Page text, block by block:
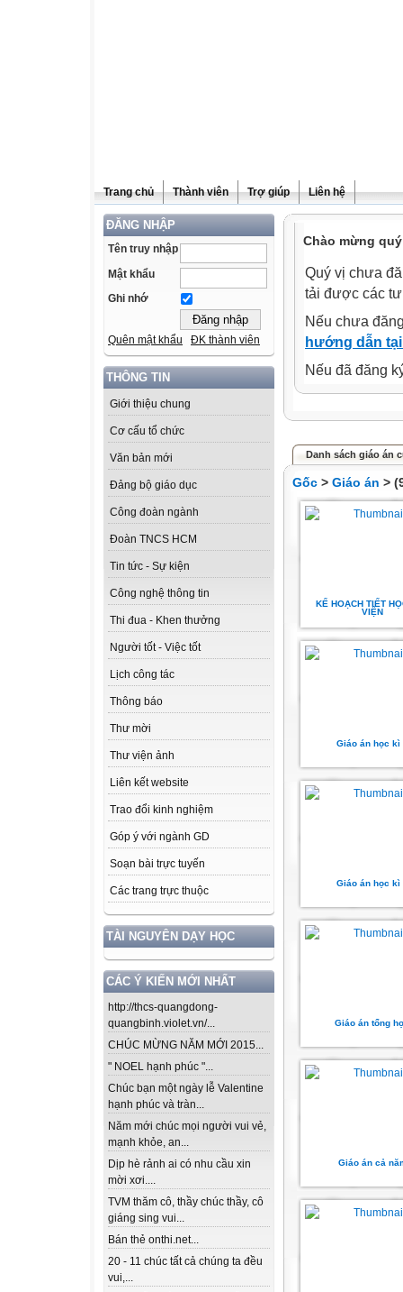
Trang chủ Thành viên Trợ giúp Liên hệ
ĐĂNG NHẬP
Tên truy nhập
Mật khẩu
Ghi nhớ
Quên mật khẩu ĐK thành viên
THÔNG TIN
Giới thiệu chung
Cơ cấu tổ chức
Văn bản mới
Đảng bộ giáo dục
Công đoàn ngành
Đoàn TNCS HCM
Tin tức - Sự kiện
Công nghệ thông tin
Thi đua - Khen thưởng
Người tốt - Việc tốt
Lịch công tác
Thông báo
Thư mời
Thư viện ảnh
Liên kết website
Trao đổi kinh nghiệm
Góp ý với ngành GD
Soạn bài trực tuyến
Các trang trực thuộc
TÀI NGUYÊN DẠY HỌC
CÁC Ý KIẾN MỚI NHẤT
http://thcs-quangdong-
quangbinh.violet.vn/...
CHÚC MỪNG NĂM MỚI 2015...
" NOEL hạnh phúc "...
Chúc bạn một ngày lễ Valentine
hạnh phúc và tràn...
Năm mới chúc mọi người vui vẻ,
mạnh khỏe, an...
Dịp hè rảnh ai có nhu cầu xin
mời xơi....
TVM thăm cô, thầy chúc thầy, cô
giáng sing vui...
Bán thẻ onthi.net...
20 - 11 chúc tất cả chúng ta đều
vui,...
Chào mừng
Quý vị chưa
tải được các
Nếu chưa
hướng dẫn
Nếu đã đăng
Danh sách giáo án
Gốc > Giáo án >
KẾ HOẠCH TIẾT
VIỆN
Giáo án học kì
Giáo án học kì
Giáo án tổng
Giáo án cả